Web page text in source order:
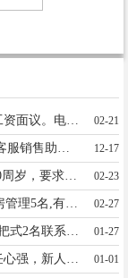
馍头坊招工。男女均可。工作简单易学工资面议。电话15903192408 02-21
12-17
永力三羊线缆招聘：1、普工，年龄40-50周岁，要求身体健康，服从管理2、食堂厨师一名，要求身体健康。薪资待遇面议，联系电话：17803097019 02-23
招聘,会计3名.打单员5名.打包员数名.库房管理5名,有责任心，能吃苦耐劳，..(临时工勿扰）.有意请联系13623292279 02-27
01-27
01-01